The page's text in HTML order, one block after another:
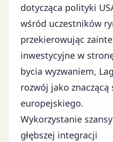
dotycząca polityki
wśród uczestników
przekierowując
inwestycyjne w
bycia wyzwaniem,
rozwój jako znaczącą
europejskiego.
Wykorzystanie
głębszej integracji